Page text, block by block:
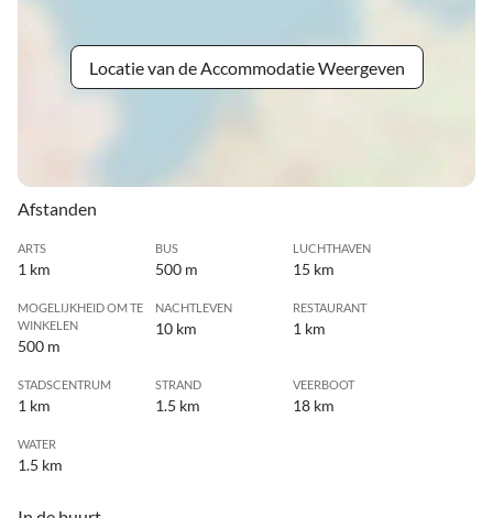
Locatie van de Accommodatie Weergeven
Afstanden
ARTS
1 km
BUS
500 m
LUCHTHAVEN
15 km
MOGELIJKHEID OM TE
WINKELEN
500 m
NACHTLEVEN
10 km
RESTAURANT
1 km
STADSCENTRUM
1 km
STRAND
1.5 km
VEERBOOT
18 km
WATER
1.5 km